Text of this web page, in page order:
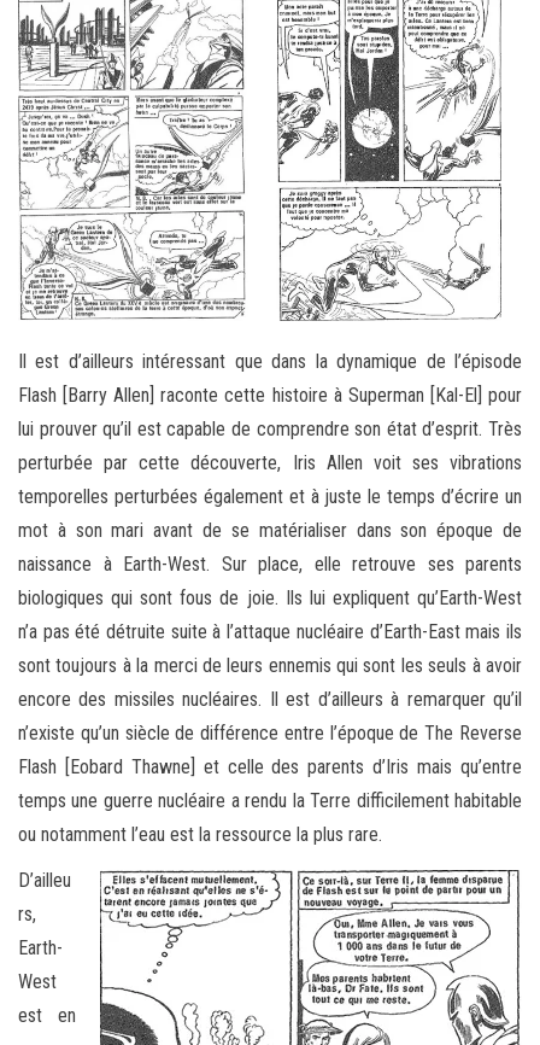
Il est d’ailleurs intéressant que dans la dynamique de l’épisode
Flash [Barry Allen] raconte cette histoire à Superman [Kal-El] pour
lui prouver qu’il est capable de comprendre son état d’esprit. Très
perturbée par cette découverte, Iris Allen voit ses vibrations
temporelles perturbées également et à juste le temps d’écrire un
mot à son mari avant de se matérialiser dans son époque de
naissance à Earth-West. Sur place, elle retrouve ses parents
biologiques qui sont fous de joie. Ils lui expliquent qu’Earth-West
n’a pas été détruite suite à l’attaque nucléaire d’Earth-East mais ils
sont toujours à la merci de leurs ennemis qui sont les seuls à avoir
encore des missiles nucléaires. Il est d’ailleurs à remarquer qu’il
n’existe qu’un siècle de différence entre l’époque de The Reverse
Flash [Eobard Thawne] et celle des parents d’Iris mais qu’entre
temps une guerre nucléaire a rendu la Terre difficilement habitable
ou notamment l’eau est la ressource la plus rare.
D’ailleu
rs,
Earth-
West
est en